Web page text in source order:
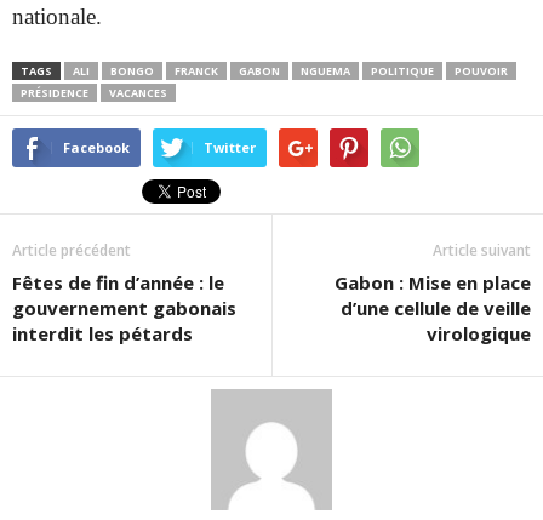
nationale.
TAGS ALI BONGO FRANCK GABON NGUEMA POLITIQUE
POUVOIR
PRÉSIDENCE
VACANCES
Facebook Twitter
Article précédent
Fêtes de fin d’année : le
gouvernement gabonais
interdit les pétards
Article suivant
Gabon : Mise en place
d’une cellule de veille
virologique